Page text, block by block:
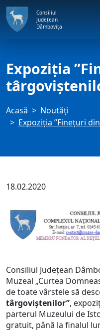
Consiliul
Județean
Dâmbovița
Expoziţia
Acasă
Noutăți
Expoziţia ”Finețuri
18.02.2020
Consiliul Județean
Muzeal „Curtea
de toate vârstele să
târgoviștenilor”,
parterul Muzeului de
gratuit, până la finalul